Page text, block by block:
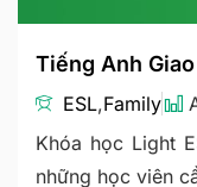
Tiếng Anh
ESL,Family
Khóa học Light
những học viên